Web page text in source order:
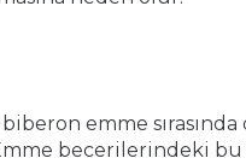
emme
becerilerindeki bu